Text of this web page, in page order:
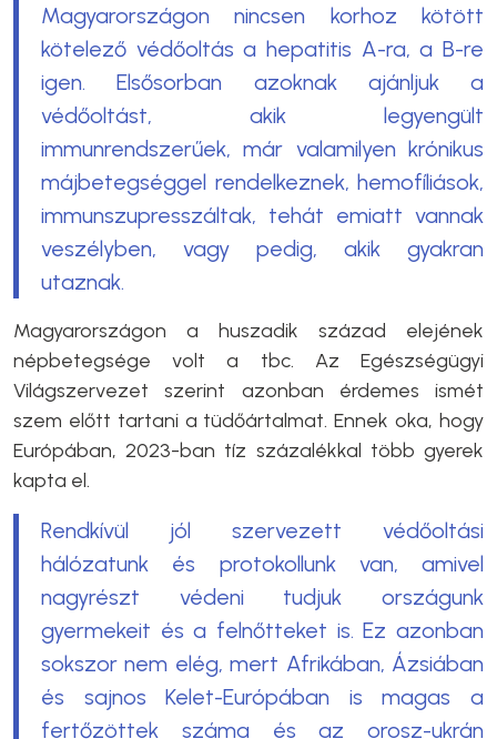
Magyarországon nincsen korhoz kötött
kötelező védőoltás a hepatitis A-ra, a B-re
igen. Elsősorban azoknak ajánljuk a
védőoltást, akik legyengült
immunrendszerűek, már valamilyen krónikus
májbetegséggel rendelkeznek, hemofíliások,
immunszupresszáltak, tehát emiatt vannak
veszélyben, vagy pedig, akik gyakran
utaznak.
Magyarországon a huszadik század elejének
népbetegsége volt a tbc. Az Egészségügyi
Világszervezet szerint azonban érdemes ismét
szem előtt tartani a tüdőártalmat. Ennek oka, hogy
Európában, 2023-ban tíz százalékkal több gyerek
kapta el.
Rendkívül jól szervezett védőoltási
hálózatunk és protokollunk van, amivel
nagyrészt védeni tudjuk országunk
gyermekeit és a felnőtteket is. Ez azonban
sokszor nem elég, mert Afrikában, Ázsiában
és sajnos Kelet-Európában is magas a
fertőzöttek száma és az orosz-ukrán